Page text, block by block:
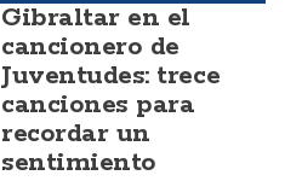
Gibraltar en el
cancionero de
Juventudes: trece
canciones para
recordar un
sentimiento